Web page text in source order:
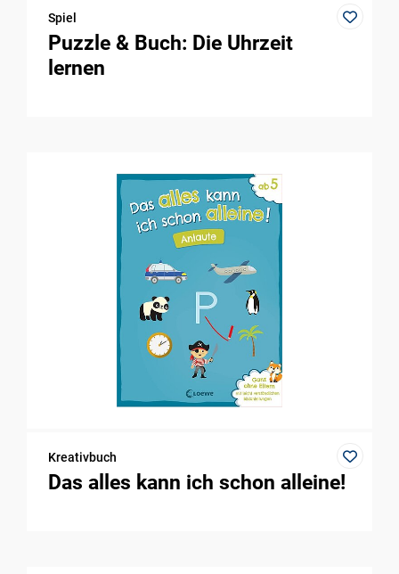
Spiel
Puzzle & Buch: Die Uhrzeit
lernen
Kreativbuch
Das alles kann ich schon alleine!